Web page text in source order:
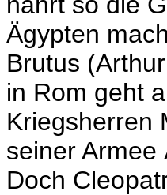
Ägypten
Brutus
in Rom geht
Kriegsherren
seiner
Doch